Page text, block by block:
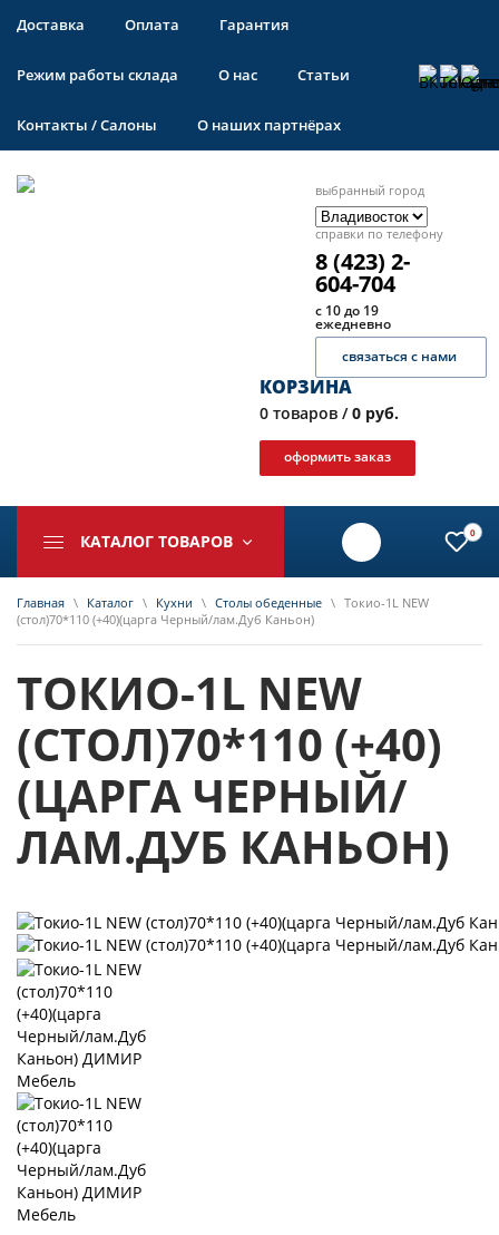
Доставка Оплата Гарантия
Режим работы склада О нас Статьи
Контакты / Салоны О наших партнёрах
выбранный город
справки по телефону
8 (423) 2-
604-704
с 10 до 19
ежедневно
связаться с нами
КОРЗИНА
0 товаров / 0 руб.
оформить заказ
КАТАЛОГ ТОВАРОВ 0
Главная \ Каталог \ Кухни \ Столы обеденные \ Токио-1L NEW
(стол)70*110 (+40)(царга Черный/лам.Дуб Каньон)
ТОКИО-1L NEW
(СТОЛ)70*110 (+40)
(ЦАРГА ЧЕРНЫЙ/
ЛАМ.ДУБ КАНЬОН)